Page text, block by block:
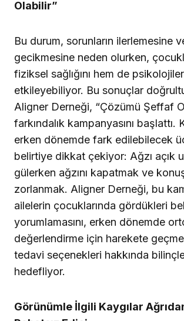
Olabilir”
Bu durum, sorunların ilerlemesine
gecikmesine neden olurken,
fiziksel sağlığını hem de
etkileyebiliyor. Bu sonuçlar
Aligner Derneği, “Çözümü Şeffaf
farkındalık kampanyasını başlattı.
erken dönemde fark edilebilecek
belirtiye dikkat çekiyor: Ağzı açık
gülerken ağzını kapatmak ve
zorlanmak. Aligner Derneği, bu
ailelerin çocuklarında gördükleri
yorumlamasını, erken dönemde
değerlendirme için harekete
tedavi seçenekleri hakkında
hedefliyor.
Görünümle İlgili Kaygılar